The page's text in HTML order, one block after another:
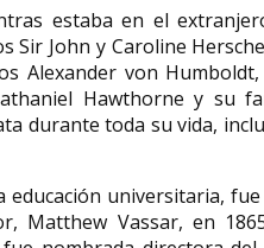
estaba en el
John y Caroline
Alexander von
Hawthorne y su
durante toda su vida,
universitaria,
Matthew Vassar, en